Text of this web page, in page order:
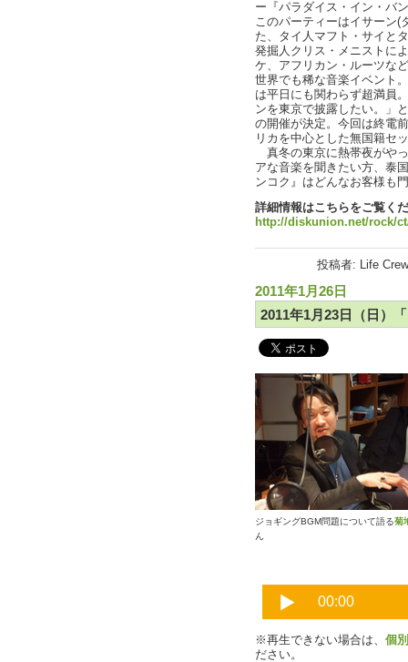
ー『パラダイス・イン・バ
このパーティーはイサーン(
た、タイ人マフト・サイと
発掘人クリス・メニストに
ケ、アフリカン・ルーツな
世界でも稀な音楽イベント
は平日にも関わらず超満員
ンを東京で披露したい。」
の開催が決定。今回は終電
リカを中心とした無国籍セ
真冬の東京に熱帯夜がや
アな音楽を聞きたい方、泰
ンコク』はどんなお客様も
詳細情報はこちらをご覧く
http://diskunion.net/rock/
投稿者: Life
2011年1月26日
2011年1月23日（日）
ジョギングBGM問題について語る菊
ん
※再生できない場合は、 個
ださい。